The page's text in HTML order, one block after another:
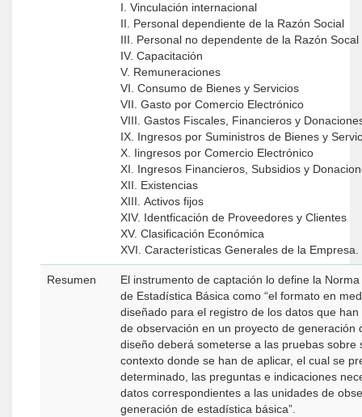
I. Vinculación internacional
II. Personal dependiente de la Razón Social
III. Personal no dependente de la Razón Socal
IV. Capacitación
V. Remuneraciones
VI. Consumo de Bienes y Servicios
VII. Gasto por Comercio Electrónico
VIII. Gastos Fiscales, Financieros y
IX. Ingresos por Suministros de Bienes y
X. Iingresos por Comercio Electrónico
XI. Ingresos Financieros, Subsidios y
XII. Existencias
XIII. Activos fijos
XIV. Identficación de Proveedores y Clientes
XV. Clasificación Económica
XVI. Características Generales de la Empresa.
Resumen
El instrumento de captación lo define la
de Estadística Básica como “el formato en
diseñado para el registro de los datos que
de observación en un proyecto de generación
diseño deberá someterse a las pruebas sobre
contexto donde se han de aplicar, el cual se
determinado, las preguntas e indicaciones
datos correspondientes a las unidades de
generación de estadística básica”.